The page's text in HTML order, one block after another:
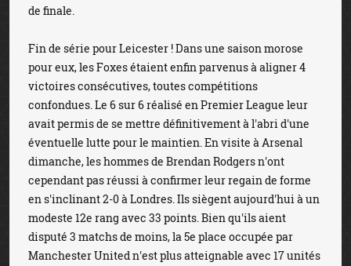
de finale.
Fin de série pour Leicester ! Dans une saison morose
pour eux, les Foxes étaient enfin parvenus à aligner 4
victoires consécutives, toutes compétitions
confondues. Le 6 sur 6 réalisé en Premier League leur
avait permis de se mettre définitivement à l'abri d'une
éventuelle lutte pour le maintien. En visite à Arsenal
dimanche, les hommes de Brendan Rodgers n'ont
cependant pas réussi à confirmer leur regain de forme
en s'inclinant 2-0 à Londres. Ils siègent aujourd'hui à un
modeste 12e rang avec 33 points. Bien qu'ils aient
disputé 3 matchs de moins, la 5e place occupée par
Manchester United n'est plus atteignable avec 17 unités